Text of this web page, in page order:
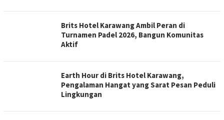
Brits Hotel Karawang Ambil Peran di
Turnamen Padel 2026, Bangun Komunitas
Aktif
Earth Hour di Brits Hotel Karawang,
Pengalaman Hangat yang Sarat Pesan Peduli
Lingkungan